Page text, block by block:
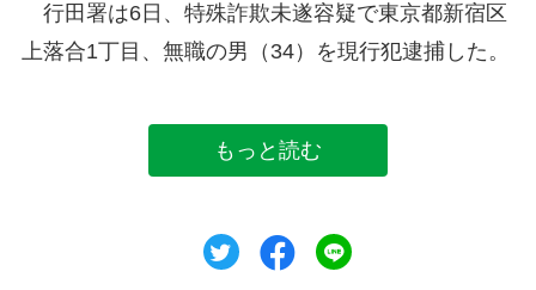
行田署は6日、特殊詐欺未遂容疑で東京都新宿区
上落合1丁目、無職の男（34）を現行犯逮捕した。
もっと読む
ツイートシェア